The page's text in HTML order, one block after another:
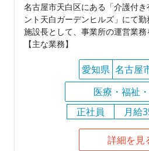
名古屋市天白区にある「介護付
ント天白ガーデンヒルズ」にて
施設長として、事業所の運営業務
【主な業務】
愛知県 名古屋
医療・福祉
正社員
月給
詳細を見